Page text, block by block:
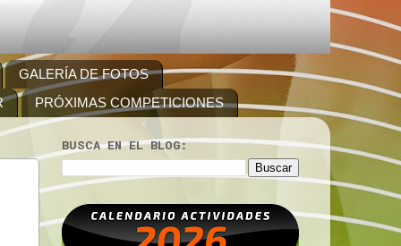
GALERÍA DE FOTOS
PRÓXIMAS COMPETICIONES
BUSCA EN EL BLOG: